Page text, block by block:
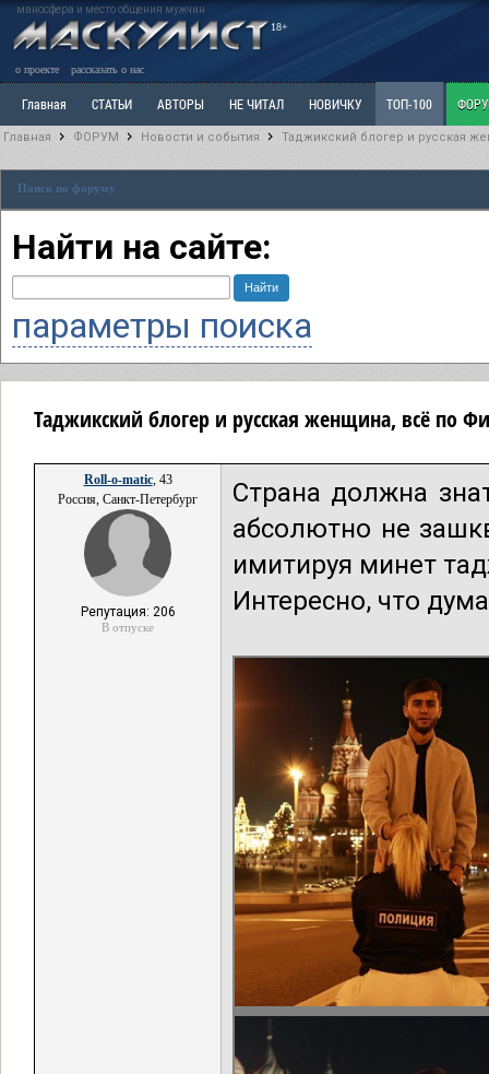
маносфера и место общения мужчин
18+
о проекте рассказать о нас
Главная СТАТЬИ АВТОРЫ НЕ ЧИТАЛ НОВИЧКУ ТОП-100
Ветка: Наболевшее. Выскажись!
РАЗДЕЛ: Разное
Главная ФОРУМ Новости и события Таджикский блогер и русская
Поиск по форуму
Найти на сайте:
параметры поиска
Таджикский блогер и русская женщина, всё по
Roll-o-matic, 43
Россия, Санкт-Петербург
Репутация: 206
В отпуске
Страна должна
абсолютно не
имитируя минет
Интересно, что